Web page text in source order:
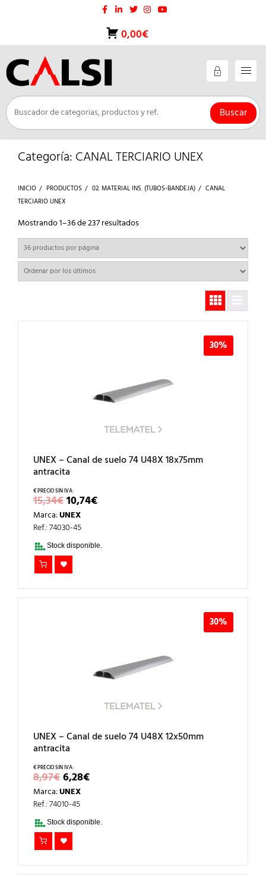
0,00€
Buscar
Categoría: CANAL TERCIARIO UNEX
INICIO PRODUCTOS 02. MATERIAL INS. (TUBOS-BANDEJA)
CANAL
TERCIARIO UNEX
Mostrando 1–36 de 237 resultadosOrdenado
por
últimos
30%
UNEX – Canal de suelo 74 U48X 18x75mm
antracita
15,34€EL
PRECIO
ORIGINAL
ERA:
15,34€.
10,74€EL
PRECIO
Marca:UNEX
Ref.: 74030-45
Stock disponible.
30%
UNEX – Canal de suelo 74 U48X 12x50mm
antracita
8,97€EL
PRECIO
ORIGINAL
ERA:
8,97€.
6,28€EL
PRECIO
6,28€.
Marca:UNEX
Ref.: 74010-45
Stock disponible.